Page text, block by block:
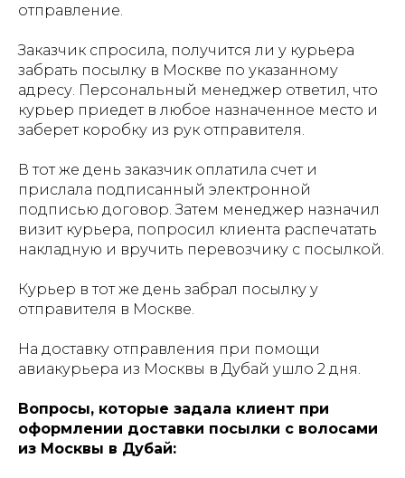
отправление.
Заказчик спросила, получится ли у курьера
забрать посылку в Москве по указанному
адресу. Персональный менеджер ответил, что
курьер приедет в любое назначенное место и
заберет коробку из рук отправителя.
В тот же день заказчик оплатила счет и
прислала подписанный электронной
подписью договор. Затем менеджер назначил
визит курьера, попросил клиента распечатать
накладную и вручить перевозчику с посылкой.
Курьер в тот же день забрал посылку у
отправителя в Москве.
На доставку отправления при помощи
авиакурьера из Москвы в Дубай ушло 2 дня.
Вопросы, которые задала клиент при
оформлении доставки посылки с волосами
из Москвы в Дубай: